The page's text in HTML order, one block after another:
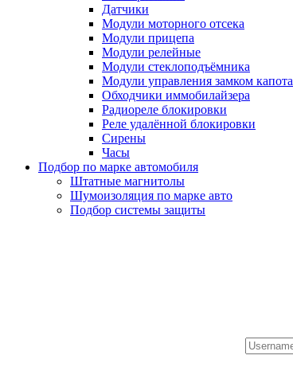
Датчики
Модули моторного отсека
Модули прицепа
Модули релейные
Модули стеклоподъёмника
Модули управления замком капота
Обходчики иммобилайзера
Радиореле блокировки
Реле удалённой блокировки
Сирены
Часы
Подбор по марке автомобиля
Штатные магнитолы
Шумоизоляция по марке авто
Подбор системы защиты